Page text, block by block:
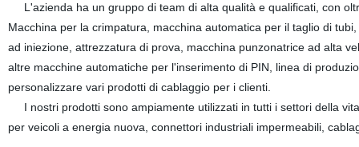
L'azienda ha un gruppo di team di alta qualità e qualificati, con
Macchina per la crimpatura, macchina automatica per il taglio di
ad iniezione, attrezzatura di prova, macchina punzonatrice ad alta
altre macchine automatiche per l'inserimento di PIN, linea di
personalizzare vari prodotti di cablaggio per i clienti.
I nostri prodotti sono ampiamente utilizzati in tutti i settori della
per veicoli a energia nuova, connettori industriali impermeabili,